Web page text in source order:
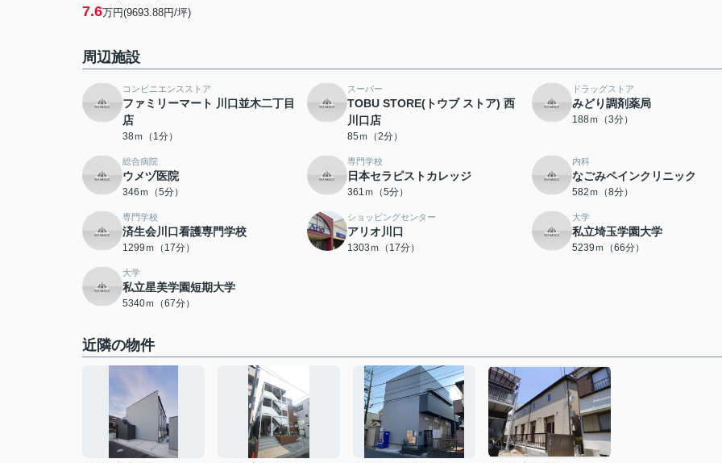
7.6万円(9693.88円/坪)
周辺施設
コンビニエンスストア
ファミリーマート 川口並木二丁目
店
38ｍ（1分）
スーパー
TOBU STORE(トウブ ストア) 西
川口店
85ｍ（2分）
ドラッグストア
みどり調剤薬局
188ｍ（3分）
総合病院
ウメヅ医院
346ｍ（5分）
専門学校
日本セラピストカレッジ
361ｍ（5分）
内科
なごみペインクリニック
582ｍ（8分）
専門学校
済生会川口看護専門学校
1299ｍ（17分）
ショッピングセンター
アリオ川口
1303ｍ（17分）
大学
私立埼玉学園大学
5239ｍ（66分）
大学
私立星美学園短期大学
5340ｍ（67分）
近隣の物件